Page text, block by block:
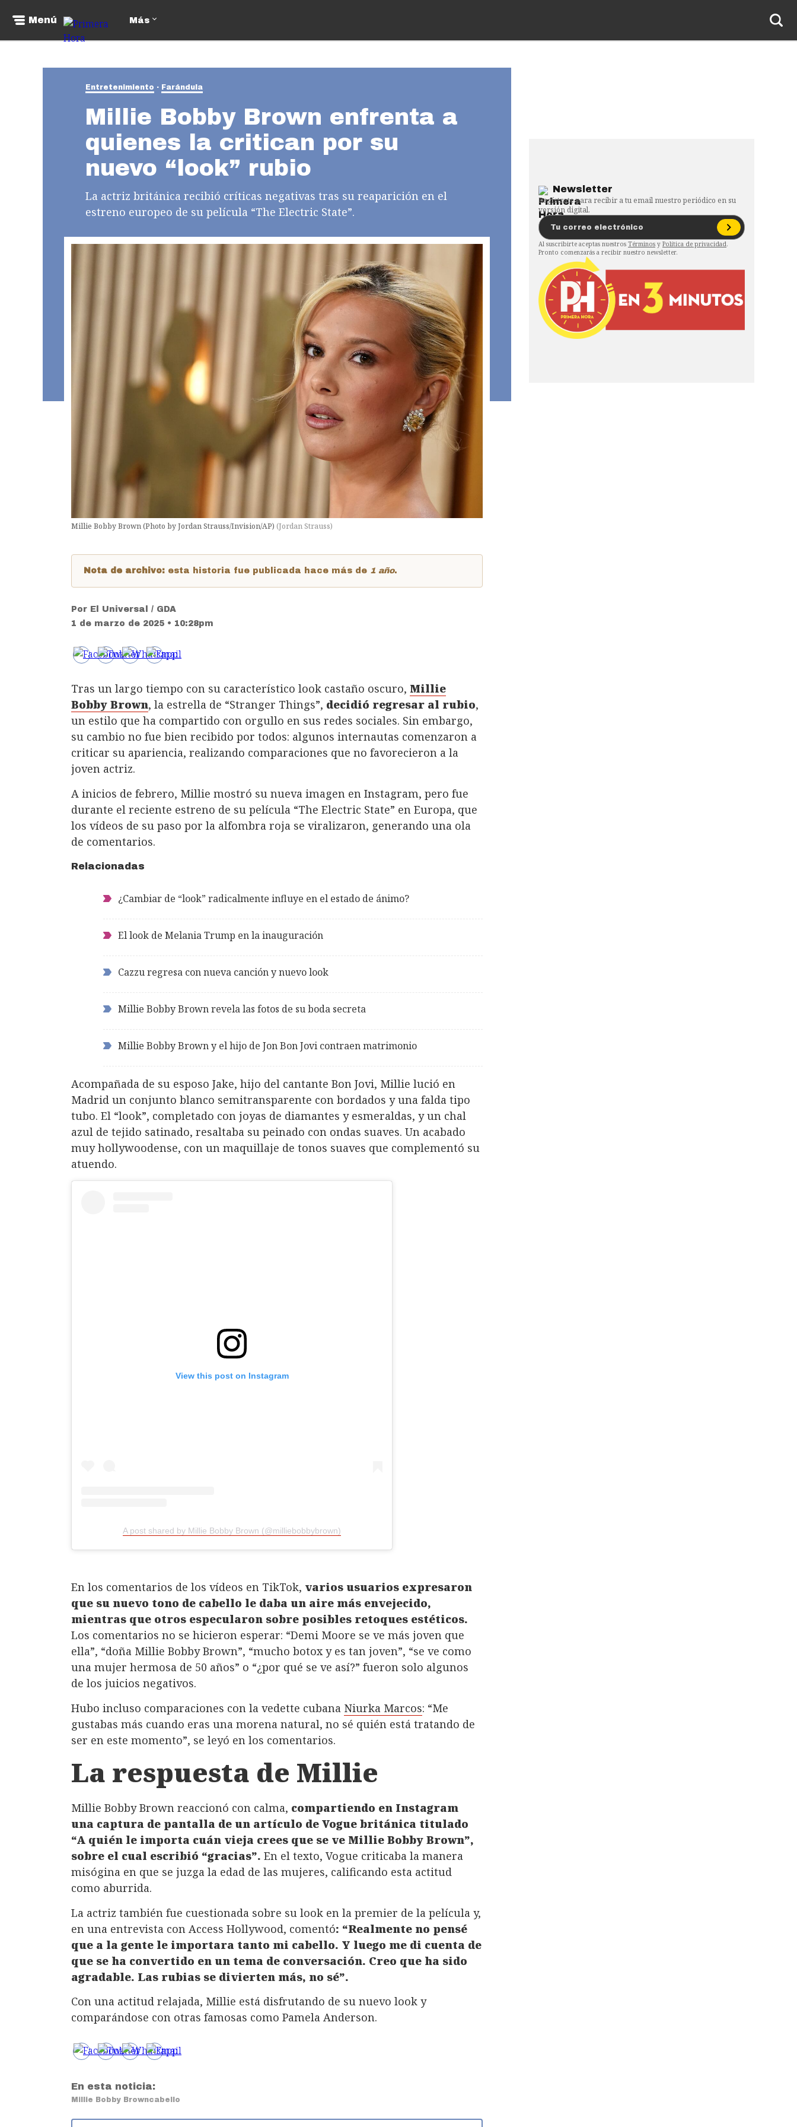
Menú Más
Entretenimiento Farándula
Millie Bobby Brown enfrenta a
quienes la critican por su
nuevo “look” rubio
La actriz británica recibió críticas negativas tras su reaparición en el
estreno europeo de su película “The Electric State”.
Millie Bobby Brown (Photo by Jordan Strauss/Invision/AP) (Jordan Strauss)
Nota de archivo: esta historia fue publicada hace más de 1 año.
Por El Universal / GDA
1 de marzo de 2025 • 10:28pm
Tras un largo tiempo con su característico look castaño oscuro, Millie
Bobby Brown, la estrella de “Stranger Things”, decidió regresar al rubio,
un estilo que ha compartido con orgullo en sus redes sociales. Sin embargo,
su cambio no fue bien recibido por todos: algunos internautas comenzaron a
criticar su apariencia, realizando comparaciones que no favorecieron a la
joven actriz.
A inicios de febrero, Millie mostró su nueva imagen en Instagram, pero fue
durante el reciente estreno de su película “The Electric State” en Europa, que
los vídeos de su paso por la alfombra roja se viralizaron, generando una ola
de comentarios.
Relacionadas
¿Cambiar de “look” radicalmente influye en el estado de ánimo?
El look de Melania Trump en la inauguración
Cazzu regresa con nueva canción y nuevo look
Millie Bobby Brown revela las fotos de su boda secreta
Millie Bobby Brown y el hijo de Jon Bon Jovi contraen matrimonio
Acompañada de su esposo Jake, hijo del cantante Bon Jovi, Millie lució en
Madrid un conjunto blanco semitransparente con bordados y una falda tipo
tubo. El “look”, completado con joyas de diamantes y esmeraldas, y un chal
azul de tejido satinado, resaltaba su peinado con ondas suaves. Un acabado
muy hollywoodense, con un maquillaje de tonos suaves que complementó su
atuendo.
View this post on Instagram
A post shared by Millie Bobby Brown (@milliebobbybrown)
En los comentarios de los vídeos en TikTok, varios usuarios expresaron
que su nuevo tono de cabello le daba un aire más envejecido,
mientras que otros especularon sobre posibles retoques estéticos.
Los comentarios no se hicieron esperar: “Demi Moore se ve más joven que
ella”, “doña Millie Bobby Brown”, “mucho botox y es tan joven”, “se ve como
una mujer hermosa de 50 años” o “¿por qué se ve así?” fueron solo algunos
de los juicios negativos.
Hubo incluso comparaciones con la vedette cubana Niurka Marcos: “Me
gustabas más cuando eras una morena natural, no sé quién está tratando de
ser en este momento”, se leyó en los comentarios.
La respuesta de Millie
Millie Bobby Brown reaccionó con calma, compartiendo en Instagram
una captura de pantalla de un artículo de Vogue británica titulado
“A quién le importa cuán vieja crees que se ve Millie Bobby Brown”,
sobre el cual escribió “gracias”. En el texto, Vogue criticaba la manera
misógina en que se juzga la edad de las mujeres, calificando esta actitud
como aburrida.
La actriz también fue cuestionada sobre su look en la premier de la película y,
en una entrevista con Access Hollywood, comentó: “Realmente no pensé
que a la gente le importara tanto mi cabello. Y luego me di cuenta de
que se ha convertido en un tema de conversación. Creo que ha sido
agradable. Las rubias se divierten más, no sé”.
Con una actitud relajada, Millie está disfrutando de su nuevo look y
comparándose con otras famosas como Pamela Anderson.
En esta noticia:
Millie Bobby Browncabello
Newsletter
Regístrate para recibir a tu email nuestro periódico en su
versión digital.
Al suscribirte aceptas nuestros Términos y Política de privacidad.
Pronto comenzarás a recibir nuestro newsletter.